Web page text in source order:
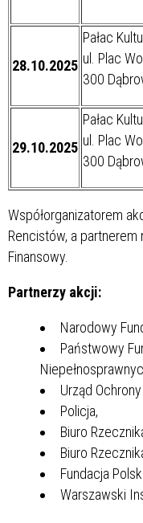
28.10.2025
Pałac
ul. Plac
300
29.10.2025
Pałac
ul. Plac
300
Współorganizatorem
Rencistów, a
Finansowy.
Partnerzy akcji:
Narodowy
Państwowy
Urząd
Policja,
Biuro
Biuro
Fundacja
Warszawski